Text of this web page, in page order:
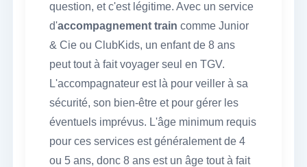
question, et c'est légitime. Avec un service
d'accompagnement train comme Junior
& Cie ou ClubKids, un enfant de 8 ans
peut tout à fait voyager seul en TGV.
L'accompagnateur est là pour veiller à sa
sécurité, son bien-être et pour gérer les
éventuels imprévus. L'âge minimum requis
pour ces services est généralement de 4
ou 5 ans, donc 8 ans est un âge tout à fait